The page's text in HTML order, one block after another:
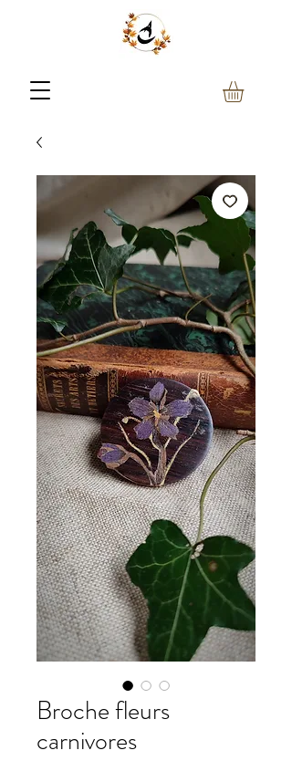
Broche fleurs
carnivores